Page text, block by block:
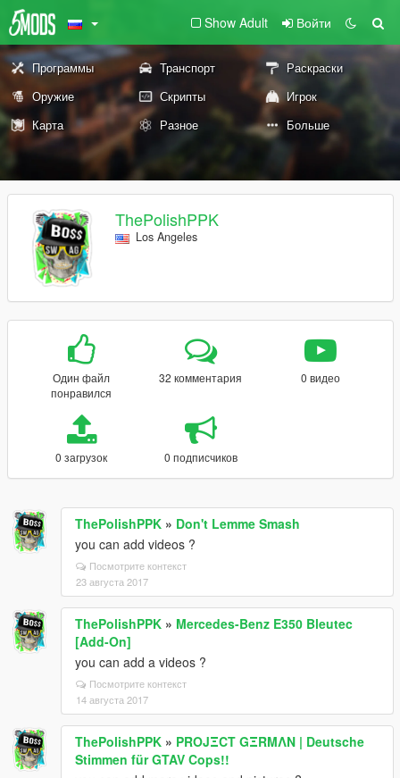
Show Adult Войти
Программы Транспорт
Раскраски
Оружие
Скрипты
Игрок
Карта
Разное Больше
ThePolishPPK
Los Angeles
Один файл
понравился
32 комментария 0 видео
0 загрузок 0 подписчиков
ThePolishPPK » Don't Lemme Smash
you can add videos ?
Посмотрите контекст
23 августа 2017
ThePolishPPK » Mercedes-Benz E350 Bleutec
[Add-On]
you can add a videos ?
Посмотрите контекст
14 августа 2017
ThePolishPPK » PROJΞCT GΞRMΛN | Deutsche
Stimmen für GTAV Cops!!